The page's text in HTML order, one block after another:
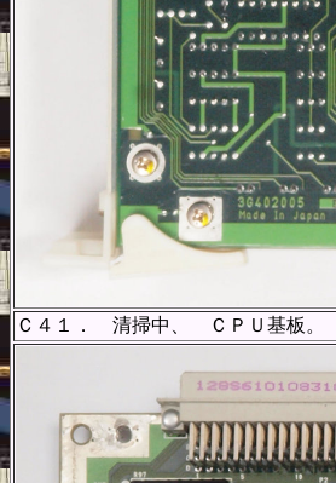
Ｃ４１． 清掃中、 ＣＰＵ基板。